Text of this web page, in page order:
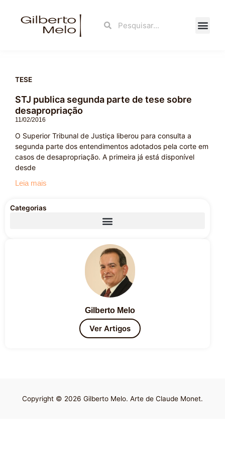
Search
TESE
STJ publica segunda parte de tese sobre
desapropriação
11/02/2016
O Superior Tribunal de Justiça liberou para consulta a
segunda parte dos entendimentos adotados pela corte em
casos de desapropriação. A primeira já está disponível
desde
Leia mais
Categorias
Gilberto Melo
Ver Artigos
Copyright © 2026 Gilberto Melo. Arte de Claude Monet.